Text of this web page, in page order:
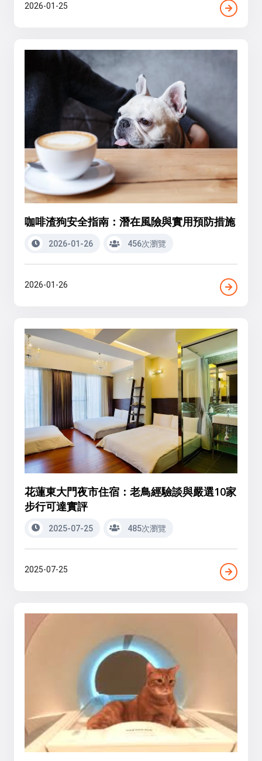
2026-01-25
咖啡渣狗安全指南：潛在風險與實用預防措施
2026-01-26 456次瀏覽
2026-01-26
花蓮東大門夜市住宿：老鳥經驗談與嚴選10家
步行可達實評
2025-07-25 485次瀏覽
2025-07-25